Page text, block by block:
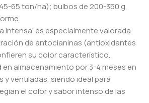
65 ton/ha); bulbos de 200-350 g,
Intensa’ es especialmente valorada
de antocianinas (antioxidantes
su color característico.
en almacenamiento por 3-4 meses en
y ventiladas, siendo ideal para
el color y sabor intenso de las